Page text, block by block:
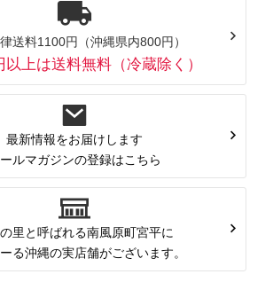
送料1100円（沖縄県内800円）
以上は送料無料（冷蔵除く）
最新情報をお届けします
ールマガジンの登録はこちら
里と呼ばれる南風原町宮平に
る沖縄の実店舗がございます。